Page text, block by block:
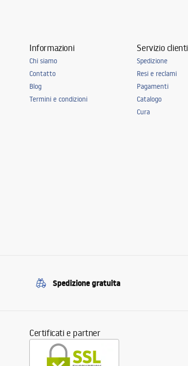
Informazioni
Chi siamo
Contatto
Blog
Termini e condizioni
Servizio clienti
Spedizione
Resi e reclami
Pagamenti
Catalogo
Cura
Spedizione gratuita
Certificati e partner